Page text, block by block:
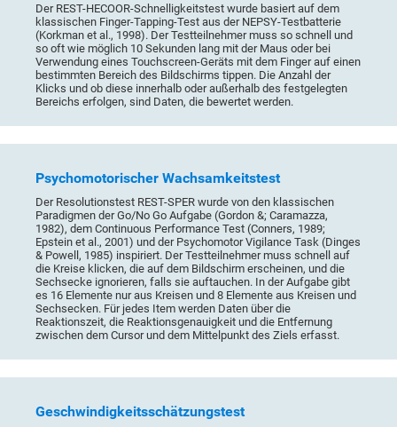
Der REST-HECOOR-Schnelligkeitstest wurde basiert auf dem
klassischen Finger-Tapping-Test aus der NEPSY-Testbatterie
(Korkman et al., 1998). Der Testteilnehmer muss so schnell und
so oft wie möglich 10 Sekunden lang mit der Maus oder bei
Verwendung eines Touchscreen-Geräts mit dem Finger auf einen
bestimmten Bereich des Bildschirms tippen. Die Anzahl der
Klicks und ob diese innerhalb oder außerhalb des festgelegten
Bereichs erfolgen, sind Daten, die bewertet werden.
Psychomotorischer Wachsamkeitstest
Der Resolutionstest REST-SPER wurde von den klassischen
Paradigmen der Go/No Go Aufgabe (Gordon &; Caramazza,
1982), dem Continuous Performance Test (Conners, 1989;
Epstein et al., 2001) und der Psychomotor Vigilance Task (Dinges
& Powell, 1985) inspiriert. Der Testteilnehmer muss schnell auf
die Kreise klicken, die auf dem Bildschirm erscheinen, und die
Sechsecke ignorieren, falls sie auftauchen. In der Aufgabe gibt
es 16 Elemente nur aus Kreisen und 8 Elemente aus Kreisen und
Sechsecken. Für jedes Item werden Daten über die
Reaktionszeit, die Reaktionsgenauigkeit und die Entfernung
zwischen dem Cursor und dem Mittelpunkt des Ziels erfasst.
Geschwindigkeitsschätzungstest